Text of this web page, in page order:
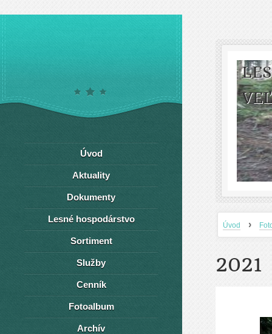
Úvod ›
2021
Úvod
Aktuality
Dokumenty
Lesné hospodárstvo
Sortiment
Služby
Cenník
Fotoalbum
Archív